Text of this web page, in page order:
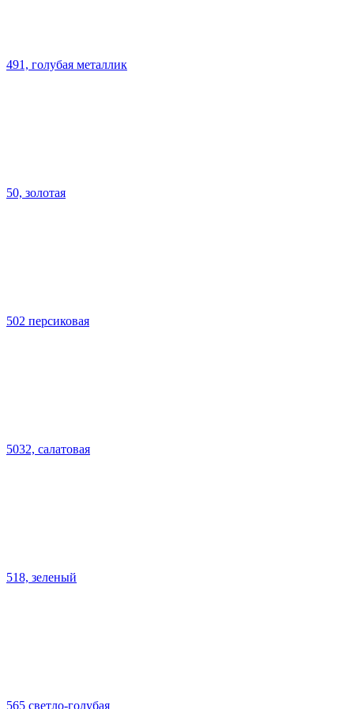
491, голубая металлик
50, золотая
502 персиковая
5032, салатовая
518, зеленый
565 светло-голубая